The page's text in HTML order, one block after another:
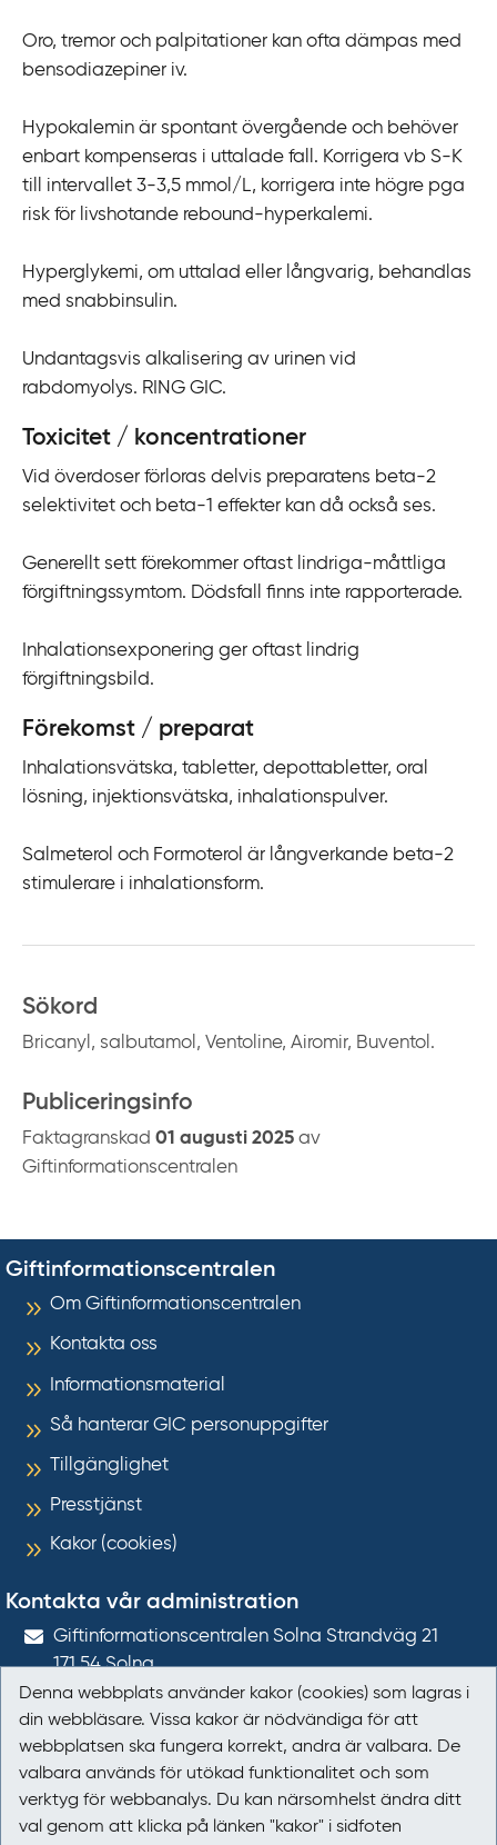
Denna webbplats använder kakor (cookies) som lagras i
din webbläsare. Vissa kakor är nödvändiga för att
webbplatsen ska fungera korrekt, andra är valbara. De
valbara används för utökad funktionalitet och som
verktyg för webbanalys. Du kan närsomhelst ändra ditt
val genom att klicka på länken "kakor" i sidfoten
Oro, tremor och palpitationer kan ofta dämpas med
bensodiazepiner iv.
Hypokalemin är spontant övergående och behöver
enbart kompenseras i uttalade fall. Korrigera vb S-K
till intervallet 3-3,5 mmol/L, korrigera inte högre pga
risk för livshotande rebound-hyperkalemi.
Hyperglykemi, om uttalad eller långvarig, behandlas
med snabbinsulin.
Undantagsvis alkalisering av urinen vid
rabdomyolys. RING GIC.
Toxicitet / koncentrationer
Vid överdoser förloras delvis preparatens beta-2
selektivitet och beta-1 effekter kan då också ses.
Generellt sett förekommer oftast lindriga-måttliga
förgiftningssymtom. Dödsfall finns inte rapporterade.
Inhalationsexponering ger oftast lindrig
förgiftningsbild.
Förekomst / preparat
Inhalationsvätska, tabletter, depottabletter, oral
lösning, injektionsvätska, inhalationspulver.
Salmeterol och Formoterol är långverkande beta-2
stimulerare i inhalationsform.
Sökord
Bricanyl, salbutamol, Ventoline, Airomir, Buventol.
Publiceringsinfo
Faktagranskad 01 augusti 2025 av
Giftinformationscentralen
Giftinformationscentralen
Om Giftinformationscentralen
Kontakta oss
Informationsmaterial
Så hanterar GIC personuppgifter
Tillgänglighet
Presstjänst
Kakor (cookies)
Kontakta vår administration
Gift­informations­centralen Solna Strandväg 21
171 54 Solna
giftinformation@gic.se
Följ oss
Följ oss på Facebook